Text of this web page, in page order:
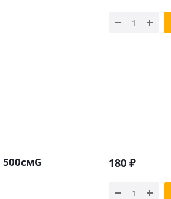
180 ₽